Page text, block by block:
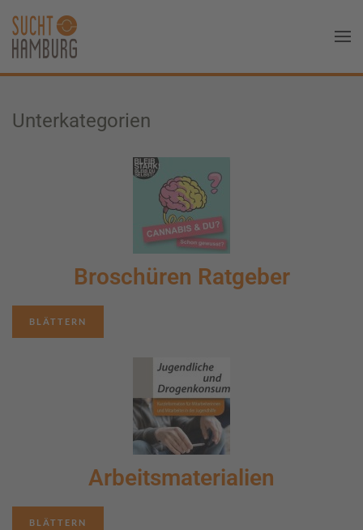
Unterkategorien
Broschüren Ratgeber
BLÄTTERN
Arbeitsmaterialien
BLÄTTERN